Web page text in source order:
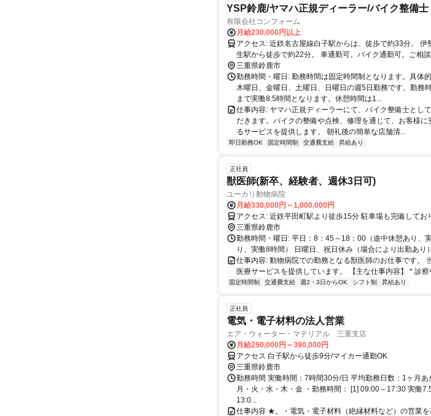
YSP鈴鹿/ヤマハ正規ディーラー/バイク整備士
有限会社コンフォーム
月給230,000円以上
アクセス: 近鉄名古屋線白子駅からは、徒歩で約33分。 伊勢鉄道鈴鹿サーキット稲
生駅から徒歩で約22分。 車通勤可。バイク通勤可。
三重県鈴鹿市
勤務時間・曜日: 勤務時間は固定時間制となります。具体
木曜日、金曜日、土曜日、日曜日の週5日勤務です。勤務
まで実働8.5時間となります。休憩時間は1...
仕事内容: ヤマハ正規ディーラーにて、バイク整備士とし
だきます。バイクの整備や点検、修理を通じて、お客様に
るサービスを提供します。 朝礼後の簡単な店舗清...
即日勤務OK 固定時間制 交通費支給 昇給あり
正社員
獣医師(新卒、経験者、週休3日可)
ユーカリ動物病院
月給330,000円～1,000,000円
アクセス: 近鉄平田町駅より徒歩
三重県鈴鹿市
勤務時間・曜日: 平日：8：45～18：00（途中休憩あり、
り、実働8時間） 日曜日、祝日休み（場合により出勤あり
仕事内容: 動物病院での勤務となる獣医師のお仕事です。
医療サービスを提供しています。 【主な仕事内容】 * 診
固定時間制 交通費支給 週2・3日からOK シフト制 昇給あり
正社員
電気・電子材料の法人営業
エア・ウォーター・マテリアル 三重支店
月給250,000円～390,000円
アクセス 白子駅から徒歩9分/マイカー通勤OK
三重県鈴鹿市
勤務時間 実働時間：7時間30分/日 平均勤務日数：1ヶ月あ
月・火・水・木・金 ・勤務時間： [1] 09:00～17:30 実働
13:0...
仕事内容 ★。・電気・電子材料（絶縁材料など）の営業